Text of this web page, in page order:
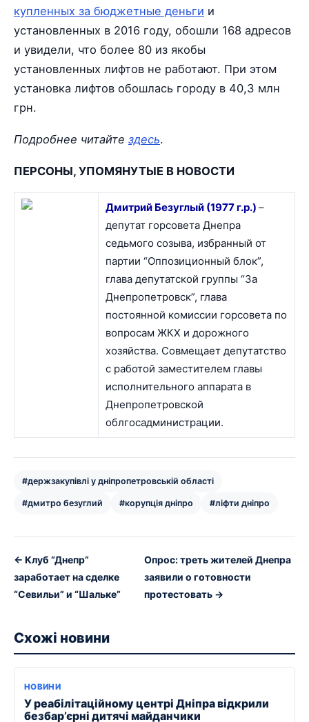
купленных за бюджетные деньги и
установленных в 2016 году, обошли 168 адресов
и увидели, что более 80 из якобы
установленных лифтов не работают. При этом
установка лифтов обошлась городу в 40,3 млн
грн.
Подробнее читайте здесь.
ПЕРСОНЫ, УПОМЯНУТЫЕ В НОВОСТИ
Дмитрий Безуглый (1977 г.р.) –
депутат горсовета Днепра
седьмого созыва, избранный от
партии “Оппозиционный блок”,
глава депутатской группы “За
Днепропетровск”, глава
постоянной комиссии горсовета по
вопросам ЖКХ и дорожного
хозяйства. Совмещает депутатство
с работой заместителем главы
исполнительного аппарата в
Днепропетровской
облгосадминистрации.
#держзакупівлі у дніпропетровській області
#дмитро безуглий #корупція дніпро #ліфти дніпро
← Клуб “Днепр”
заработает на сделке
“Севильи” и “Шальке”
Опрос: треть жителей Днепра
заявили о готовности
протестовать →
Схожі новини
НОВИНИ
У реабілітаційному центрі Дніпра відкрили
безбар’єрні дитячі майданчики